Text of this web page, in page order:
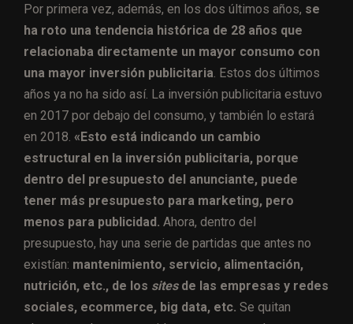
Por primera vez, además, en los dos últimos años, se
ha roto una tendencia histórica de 28 años que
relacionaba directamente un mayor consumo con
una mayor inversión publicitaria . Estos dos últimos
años ya no ha sido así. La inversión publicitaria estuvo
en 2017 por debajo del consumo, y también lo estará
en 2018. «Esto está indicando un cambio
estructural en la inversión publicitaria, porque
dentro del presupuesto del anunciante, puede
tener más presupuesto para marketing, pero
menos para publicidad. Ahora, dentro del
presupuesto, hay una serie de partidas que antes no
existían: mantenimiento, servicio, alimentación,
nutrición, etc., de los sitesde las empresas y redes
sociales, ecommerce, big data, etc. Se quitan